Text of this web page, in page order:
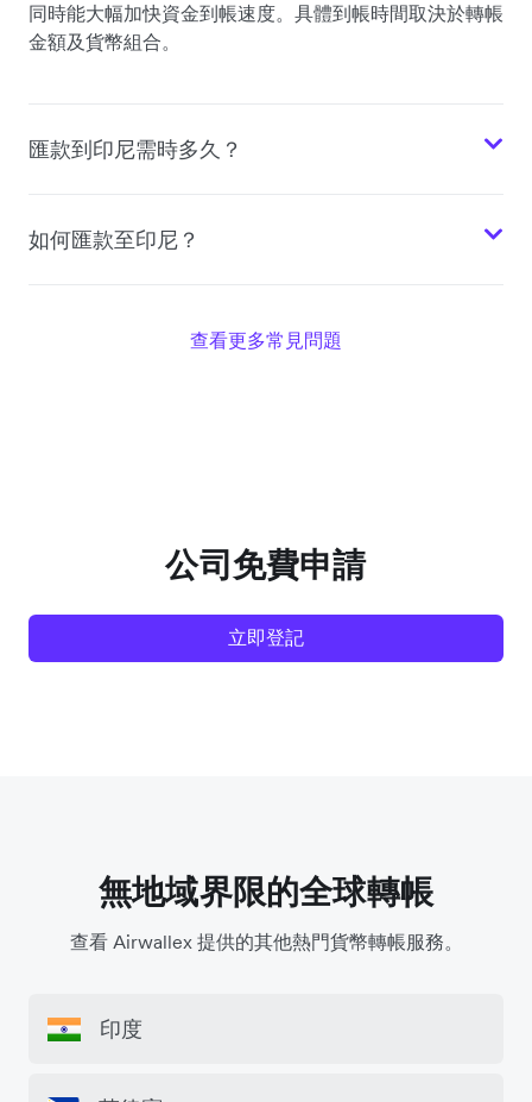
同時能大幅加快資金到帳速度。具體到帳時間取決於轉帳
金額及貨幣組合。
匯款到印尼需時多久？
如何匯款至印尼？
查看更多常見問題
公司免費申請
立即登記
無地域界限的全球轉帳
查看 Airwallex 提供的其他熱門貨幣轉帳服務。
印度